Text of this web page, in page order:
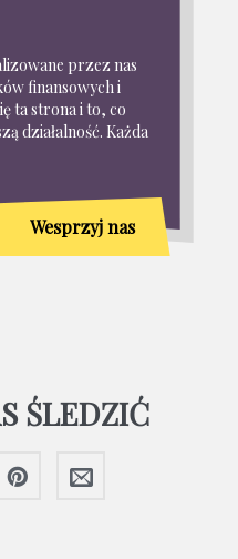
przez nas
finansowych i
ta strona i to, co
działalność. Każda
Wesprzyj nas
ŚLEDZIĆ